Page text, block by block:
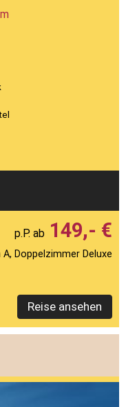
149,- €
Doppelzimmer Deluxe
Reise ansehen